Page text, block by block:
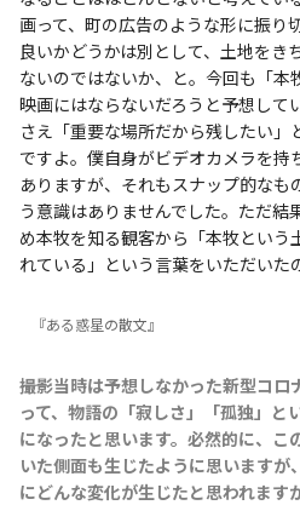
画って、町の広告のような形に振り
良いかどうかは別として、土地をき
ないのではないか、と。今回も「本
映画にはならないだろうと予想して
さえ「重要な場所だから残したい」
ですよ。僕自身がビデオカメラを持
ありますが、それもスナップ的なも
う意識はありませんでした。ただ結
め本牧を知る観客から「本牧という
れている」という言葉をいただいた
『ある惑星の散文』
――撮影当時は予想しなかった新型コ
って、物語の「寂しさ」「孤独」と
になったと思います。必然的に、こ
いた側面も生じたように思います
にどんな変化が生じたと思われます